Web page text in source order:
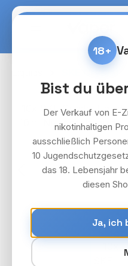
Zum Hauptinhalt springen
Bildergalerie
18+
Bist du
Der Verkauf von E-
nikotinhaltigen
ausschließlich
10
das 18. Lebensjahr
diesen
Ja, ich